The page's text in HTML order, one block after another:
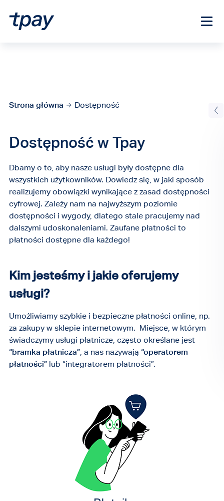
Strona główna Dostępność
Dostępność w Tpay
Dbamy o to, aby nasze usługi były dostępne dla
wszystkich użytkowników. Dowiedz się, w jaki sposób
realizujemy obowiązki wynikające z zasad dostępności
cyfrowej. Zależy nam na najwyższym poziomie
dostępności i wygody, dlatego stale pracujemy nad
dalszymi udoskonaleniami. Zaufane płatności to
płatności dostępne dla każdego!
Kim jesteśmy i jakie oferujemy
usługi?
Umożliwiamy szybkie i bezpieczne płatności online, np.
za zakupy w sklepie internetowym. Miejsce, w którym
świadczymy usługi płatnicze, często określane jest
“bramka płatnicza”, a nas nazywają “operatorem
płatności”lub “integratorem płatności”.